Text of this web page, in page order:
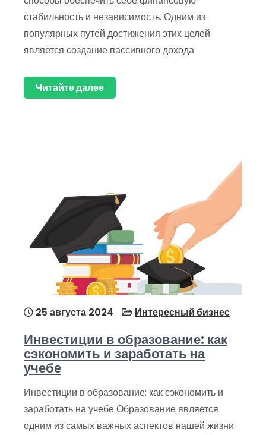
стабильность и независимость. Одним из
популярных путей достижения этих целей
является создание пассивного дохода
Читайте далее
25 августа 2024 Интересный бизнес
Инвестиции в образование: как
сэкономить и заработать на
учебе
Инвестиции в образование: как сэкономить и
заработать на учебе Образование является
одним из самых важных аспектов нашей жизни.